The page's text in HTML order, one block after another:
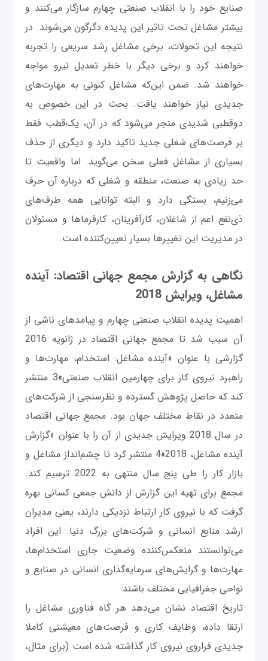
صنایع خود را با انقلاب صنعتی چهارم سازگار می‌کنند و
بیشتر مشاغل تحت تاثیر این پدیده دگرگون می‌شوند. در
نتیجه این تحولات، برخی مشاغل رشد سریعی را تجربه
خواهند کرد و برخی دیگر با خطر تعدیل نیرو مواجه
خواهند شد. ضمن این‌که مشاغل کنونی به مهارت‌های
جدیدی نیاز خواهند یافت. بحث در این خصوص به
دوقطبی شدیدی منجر می‌شود که در آن، یک‌قطب فقط
بر فرصت‌های شغلی جدید تاکید دارد و دیگری از حذف
بسیاری از مشاغل فعلی سخن می‌گوید. اما واقعیت تا
حد زیادی به صنعت، منطقه و شغلی که درباره آن حرف
می‌زنیم، بستگی دارد و البته توانایی همه طرف‌های
ذی‌نفع اعم از شاغلان، کارآفرینان، کارفرماها و مسئولان
در مدیریت این تغییرها بسیار تعیین‌کننده است.
نگاهی به گزارش مجمع جهانی اقتصاد: آینده
مشاغل، ویرایش 2018
اهمیت پدیده انقلاب صنعتی چهارم و پیامدهای ناشی از
آن سبب شد تا مجمع جهانی اقتصاد در ژانویه 2016
گزارشی با عنوان «آینده مشاغل: استخدام، مهارت‌ها و
راهبرد نیروی کار برای چهارمین انقلاب صنعتی»3 منتشر
کند که حاصل پژوهش گسترده و نظرسنجی از شرکت‌های
متعدد در نقاط مختلف جهان بود. مجمع جهانی اقتصاد
در سال 2018 ویرایش جدیدی از آن را با عنوان «گزارش
آینده مشاغل، 2018»4 منتشر کرد تا چشم‌انداز مشاغل و
بازار کار را طی پنج سال منتهی به 2022 ترسیم کند.
مجمع برای تهیه این گزارش از دانش جمعی کسانی بهره
گرفت که با نیروی کار ارتباط نزدیکی دارند، یعنی مدیران
ارشد منابع انسانی و شرکت‌های بزرگ دنیا. این افراد
می‌توانستند منعکس‌کننده وضعیت جاری استخدام‌ها،
مهارت‌ها و گرایش‌های سرمایه‌گذاری انسانی در صنایع و
نواحی جغرافیایی مختلف باشند.
تاریخ اقتصاد نشان می‌دهد هر گاه فناوری مشاغل را
ارتقا داده، وظایف کاری و فرصت‌های معیشتی کاملا
جدیدی فراروی‌ نیروی کار گذاشته شده است (برای مثال،